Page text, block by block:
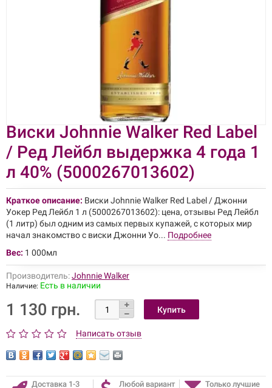
Виски Johnnie Walker Red Label
/ Ред Лейбл выдержка 4 года 1
л 40% (5000267013602)
Краткое описание: Виски Johnnie Walker Red Label / Джонни
Уокер Ред Лейбл 1 л (5000267013602): цена, отзывы Ред Лейбл
(1 литр) был одним из самых первых купажей, с которых мир
начал знакомство с виски Джонни Уо... Подробнее
Вес: 1 000мл
Производитель:Johnnie Walker
Наличие: Есть в наличии
1 130 грн.
Написать отзыв
Доставка 1-3
Любой вариант
Только лучшие